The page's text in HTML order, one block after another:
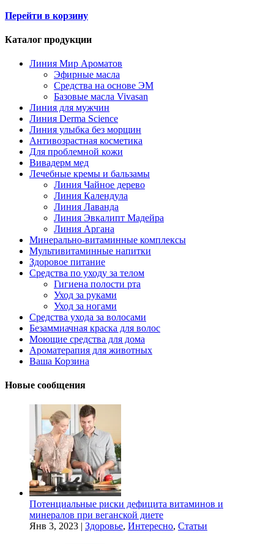
Перейти в корзину
Каталог продукции
Линия Мир Ароматов
Эфирные масла
Средства на основе ЭМ
Базовые масла Vivasan
Линия для мужчин
Линия Derma Science
Линия улыбка без морщин
Антивозрастная косметика
Для проблемной кожи
Вивадерм мед
Лечебные кремы и бальзамы
Линия Чайное дерево
Линия Календула
Линия Лаванда
Линия Эвкалипт Мадейра
Линия Аргана
Минерально-витаминные комплексы
Мультивитаминные напитки
Здоровое питание
Средства по уходу за телом
Гигиена полости рта
Уход за руками
Уход за ногами
Средства ухода за волосами
Безаммиачная краска для волос
Моющие средства для дома
Ароматерапия для животных
Ваша Корзина
Новые сообщения
Потенциальные риски дефицита витаминов и
минералов при веганской диете
Янв 3, 2023 | Здоровье, Интересно, Статьи